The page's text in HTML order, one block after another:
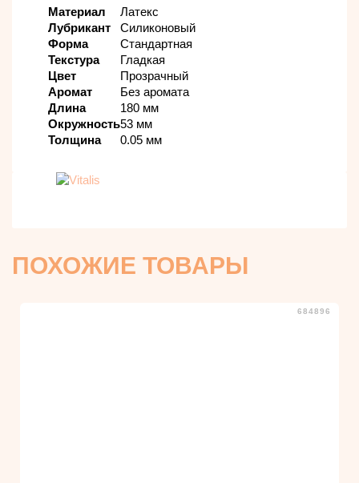
Материал
Латекс
Лубрикант
Силиконовый
Форма
Стандартная
Текстура
Гладкая
Цвет
Прозрачный
Аромат
Без аромата
Длина
180 мм
Окружность53 мм
Толщина
0.05 мм
ПОХОЖИЕ ТОВАРЫ
684896